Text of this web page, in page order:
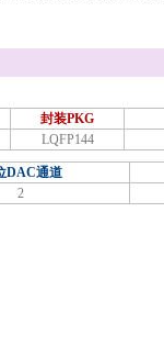
封装PKG
LQFP144
DAC通道
2